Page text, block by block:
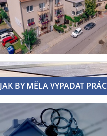
JAK BY MĚLA VYPADAT